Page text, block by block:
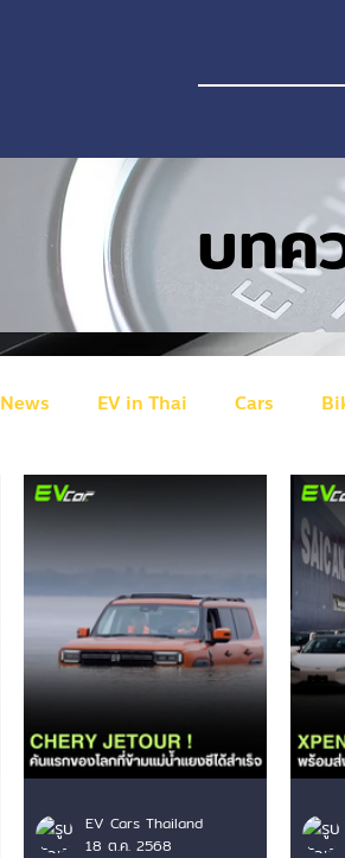
บทค
News EV in Thai Cars
Volkswagen
Rivian Dodge Polestar
EV Cars Thailand
18 ต.ค. 2568